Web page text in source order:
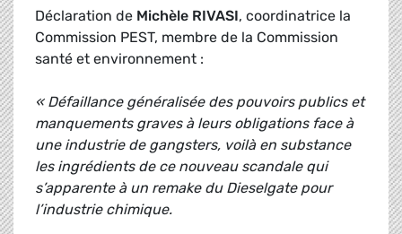
Déclaration de Michèle RIVASI, coordinatrice la
Commission PEST, membre de la Commission
santé et environnement :
« Défaillance généralisée des pouvoirs publics et
manquements graves à leurs obligations face à
une industrie de gangsters, voilà en substance
les ingrédients de ce nouveau scandale qui
s’apparente à un remake du Dieselgate pour
l’industrie chimique.